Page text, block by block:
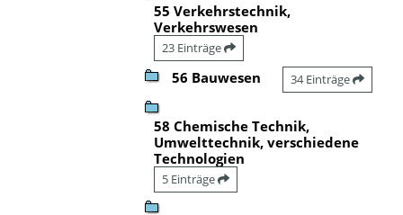
55 Verkehrstechnik,
Verkehrswesen
23 Einträge
56 Bauwesen 34 Einträge
58 Chemische Technik,
Umwelttechnik, verschiedene
Technologien
5 Einträge